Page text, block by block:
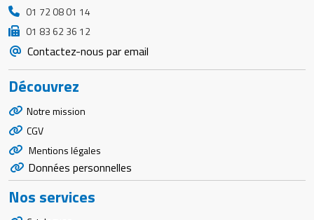
01 72 08 01 14
01 83 62 36 12
Contactez-nous par email
Découvrez
Notre mission
CGV
Mentions légales
Données personnelles
Nos services